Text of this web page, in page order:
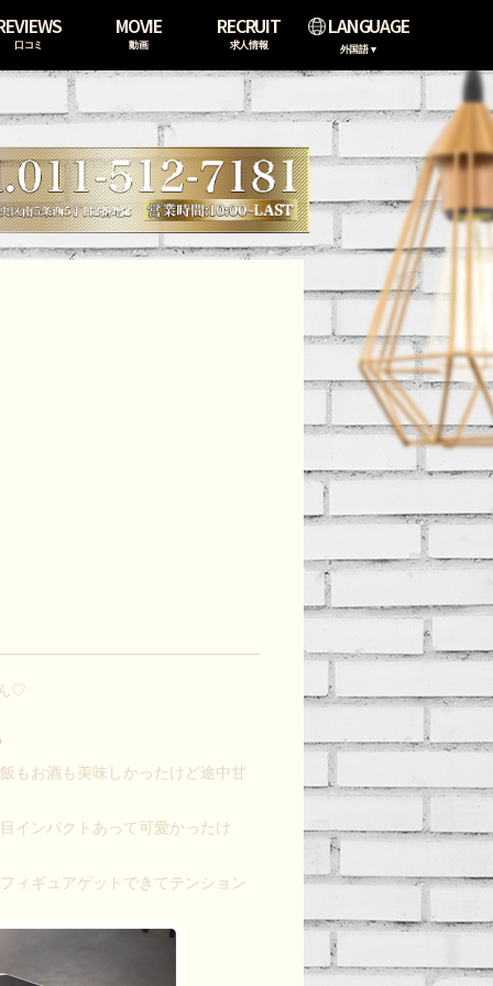
口コミ
MOVIE
動画
RECRUIT
求人情報
LANGUAGE
外国語▼
♡
もお酒も美味しかったけど途中甘
インパクトあって可愛かったけ
ィギュアゲットできてテンション